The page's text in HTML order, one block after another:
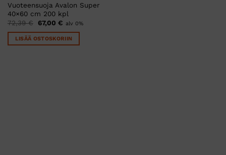
Vuoteensuoja Avalon Super
40×60 cm 200 kpl
72,39€ Alkuperäinen
hinta
oli:
72,39 €.
67,00 €Nykyinen
on:
67,00 €.
alv 0%
LISÄÄ OSTOSKORIIN